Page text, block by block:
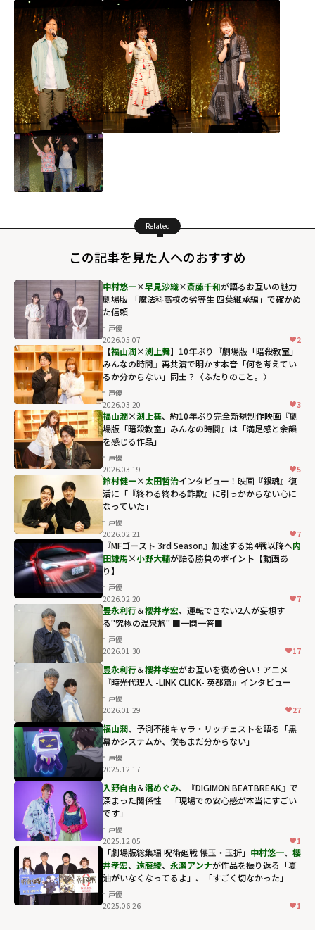
Related
この記事を見た人へのおすすめ
中村悠一×早見沙織×斎藤千和が語るお互いの魅力
劇場版 「魔法科高校の劣等生 四葉継承編」で確かめ
た信頼
声優
2026.05.07
2
【福山潤×渕上舞】10年ぶり『劇場版「暗殺教室」
みんなの時間』再共演で明かす本音「何を考えてい
るか分からない」同士？〈ふたりのこと。〉
声優
2026.03.20
3
福山潤×渕上舞、約10年ぶり完全新規制作映画『劇
場版「暗殺教室」みんなの時間』は「満足感と余韻
を感じる作品」
声優
2026.03.19
5
鈴村健一×太田哲治インタビュー！映画『銀魂』復
活に「『終わる終わる詐欺』に引っかからない心に
なっていた」
声優
2026.02.21
7
『MFゴースト 3rd Season』加速する第4戦以降へ――内
田雄馬×小野大輔が語る勝負のポイント【動画あ
り】
声優
2026.02.20
7
豊永利行＆櫻井孝宏、運転できない2人が妄想す
る"究極の温泉旅" ■一問一答■
声優
2026.01.30
17
豊永利行＆櫻井孝宏がお互いを褒め合い！アニメ
『時光代理人 -LINK CLICK- 英都篇』インタビュー
声優
2026.01.29
27
福山潤、予測不能キャラ・リッチェストを語る「黒
幕かシステムか、僕もまだ分からない」
声優
2025.12.17
入野自由＆潘めぐみ、『DIGIMON BEATBREAK』で
深まった関係性 「現場での安心感が本当にすごい
です」
声優
2025.12.05
1
「劇場版総集編 呪術廻戦 懐玉・玉折」 中村悠一、 櫻
井孝宏、 遠藤綾、 永瀬アンナが作品を振り返る「夏
油がいなくなってるよ」、「すごく切なかった」
声優
2025.06.26
1